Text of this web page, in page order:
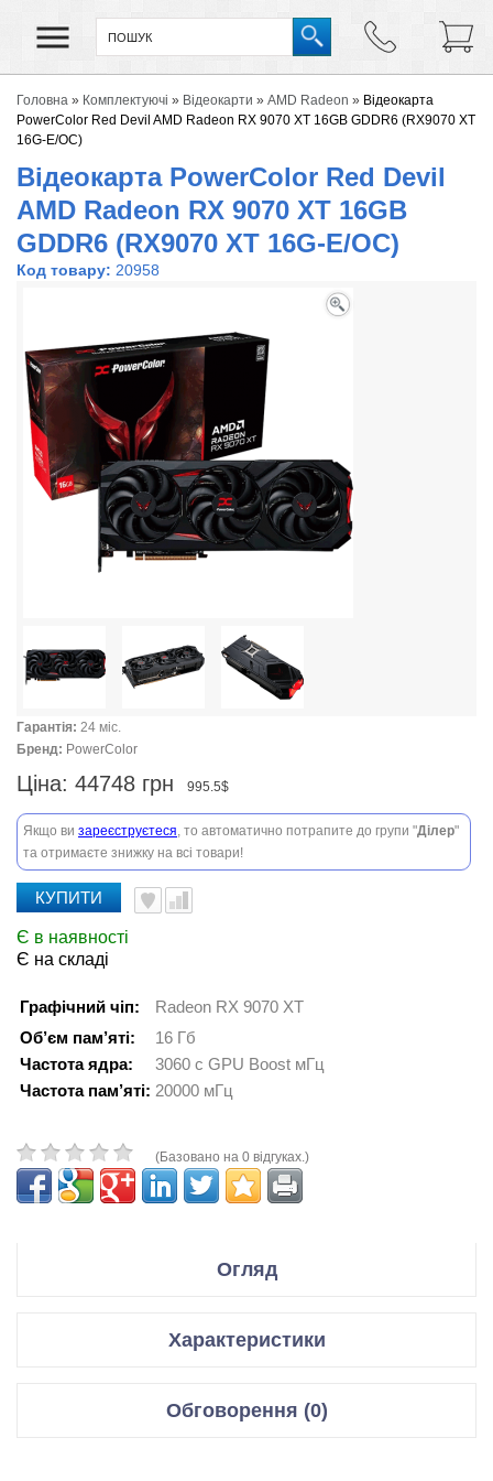
Головна » Комплектуючі » Відеокарти » AMD Radeon » Відеокарта
PowerColor Red Devil AMD Radeon RX 9070 XT 16GB GDDR6 (RX9070 XT
16G-E/OC)
Відеокарта PowerColor Red Devil
AMD Radeon RX 9070 XT 16GB
GDDR6 (RX9070 XT 16G-E/OC)
Код товару: 20958
Гарантія: 24 міс.
Бренд: PowerColor
Ціна: 44748 грн 995.5$
Якщо ви зареєструєтеся, то автоматично потрапите до групи "Ділер"
та отримаєте знижку на всі товари!
КУПИТИ
Є в наявності
Є на складі
Графічний чіп:
Radeon RX 9070 XT
Об’єм пам’яті:
16 Гб
Частота ядра:
3060 с GPU Boost мГц
Частота пам’яті: 20000 мГц
(Базовано на 0 відгуках.)
Огляд
Код производителя RX9070 XT 16G-E/OC
Характеристики
Обговорення (0)